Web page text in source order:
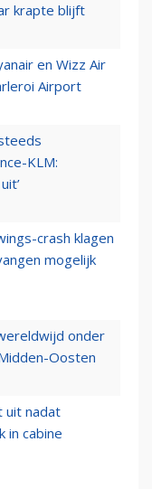
krapte blijft
en Wizz Air
Airport
KLM:
crash klagen
mogelijk
onder
Oosten
uit nadat
in cabine